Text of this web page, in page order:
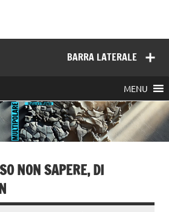
BARRA LATERALE
MENU
NON SAPERE, DI